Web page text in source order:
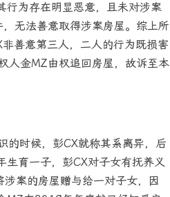
行为存在明显恶意，且未对涉案
无法善意取得涉案房屋。综上所
善意第三人，二人的行为既损害
人金MZ由权追回房屋，故诉至本
的时候，彭CX就称其系离异，后
育一子，彭CX对子女有抚养义
案的房屋赠与给一对子女，因